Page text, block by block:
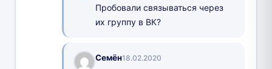
Пробовали связываться через
их группу в ВК?
Семён18.02.2020